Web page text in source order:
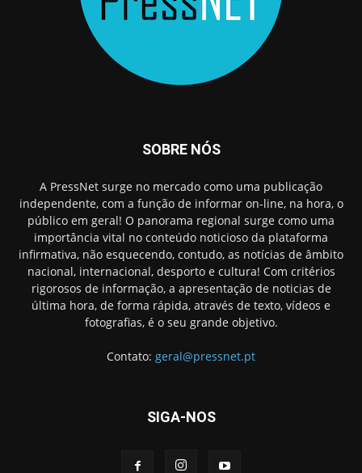
SOBRE NÓS
A PressNet surge no mercado como uma publicação
independente, com a função de informar on-line, na hora, o
público em geral! O panorama regional surge como uma
importância vital no conteúdo noticioso da plataforma
infirmativa, não esquecendo, contudo, as notícias de âmbito
nacional, internacional, desporto e cultura! Com critérios
rigorosos de informação, a apresentação de noticias de
última hora, de forma rápida, através de texto, vídeos e
fotografias, é o seu grande objetivo.
Contato: geral@pressnet.pt
SIGA-NOS